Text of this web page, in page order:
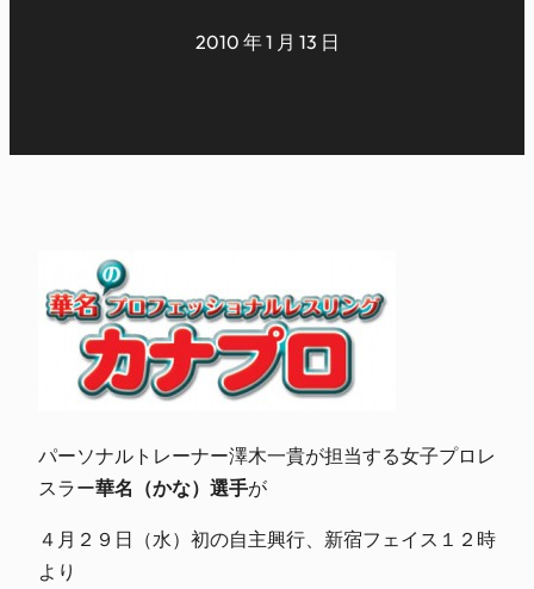
2010 年 1 月 13 日
パーソナルトレーナー澤木一貴が担当する女子プロレ
スラー華名（かな）選手が
４月２９日（水）初の自主興行、新宿フェイス１２時
より